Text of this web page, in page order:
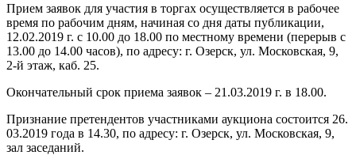
Прием заявок для участия в торгах осуществляется в рабочее
время по рабочим дням, начиная со дня даты публикации,
12.02.2019 г. с 10.00 до 18.00 по местному времени (перерыв с
13.00 до 14.00 часов), по адресу: г. Озерск, ул. Московская, 9,
2-й этаж, каб. 25.
Окончательный срок приема заявок – 21.03.2019 г. в 18.00.
Признание претендентов участниками аукциона состоится 26.
03.2019 года в 14.30, по адресу: г. Озерск, ул. Московская, 9,
зал заседаний.